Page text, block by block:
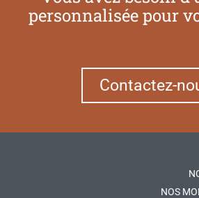
personnalisée pour
Contactez-
NOS